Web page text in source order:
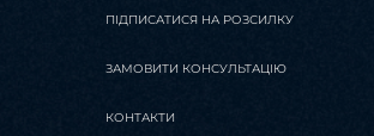
ПІДПИСАТИСЯ НА РОЗСИЛКУ
ЗАМОВИТИ КОНСУЛЬТАЦІЮ
КОНТАКТИ